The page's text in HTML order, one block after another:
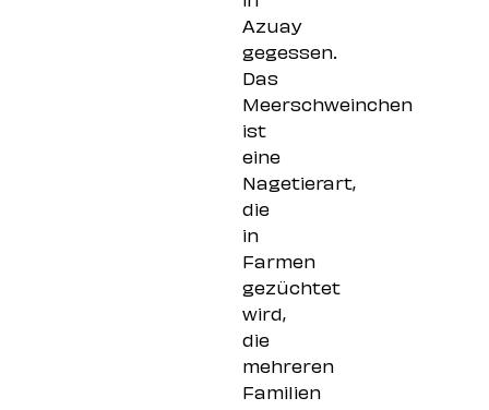
Azuay
gegessen.
Das
Meerschweinchen
ist
eine
Nagetierart,
die
in
Farmen
gezüchtet
wird,
die
mehreren
Familien